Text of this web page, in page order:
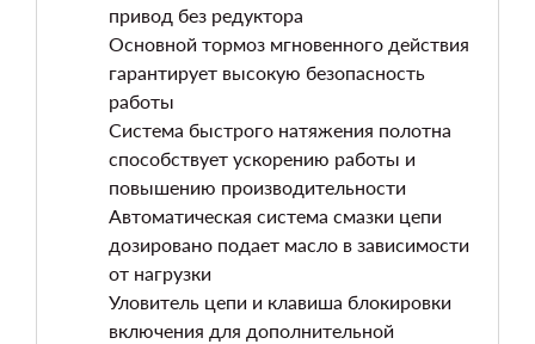
привод без редуктора
Основной тормоз мгновенного действия
гарантирует высокую безопасность
работы
Система быстрого натяжения полотна
способствует ускорению работы и
повышению производительности
Автоматическая система смазки цепи
дозировано подает масло в зависимости
от нагрузки
Уловитель цепи и клавиша блокировки
включения для дополнительной